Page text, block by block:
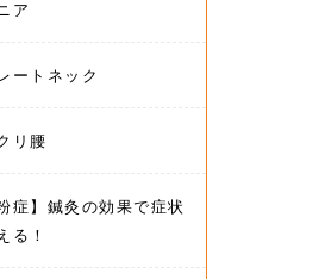
ア
ートネック
リ腰
症】鍼灸の効果で症状
る！